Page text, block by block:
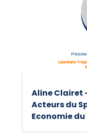
Aline Clairet
Acteurs du
Economie du